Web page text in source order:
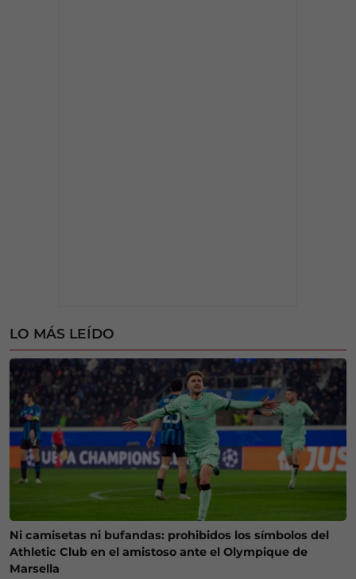
LO MÁS LEÍDO
Ni camisetas ni bufandas: prohibidos los símbolos del
Athletic Club en el amistoso ante el Olympique de
Marsella